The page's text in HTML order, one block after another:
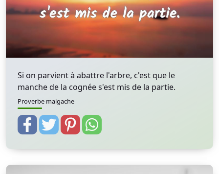
Si on parvient à abattre l'arbre, c'est que le
manche de la cognée s'est mis de la partie.
Proverbe malgache